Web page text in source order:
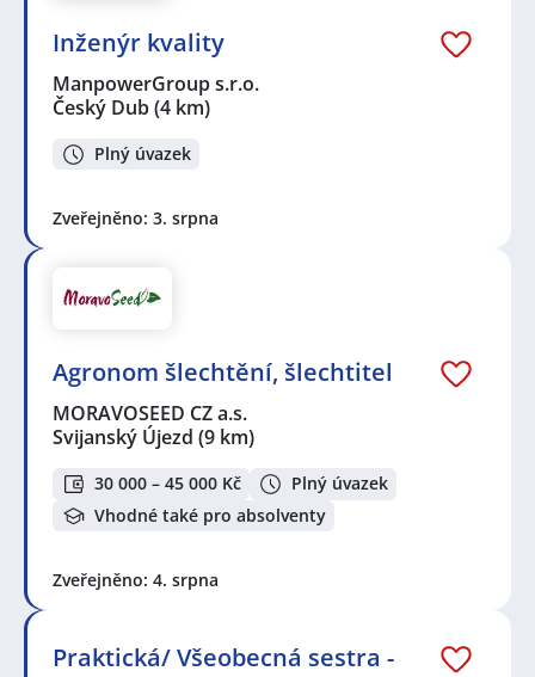
dokumentace a komunikace
Seznam lokalit v zobrazených inzerátech:
Celá ČR,Mladá Boleslav
Radimovice
Šimonovice
Horní Hanychov, Liberec
Doubí, Liberec
Inženýr kvality
ManpowerGroup s.r.o.
Český Dub(4 km)
Plný úvazek
Zveřejněno: 3. srpna
Agronom šlechtění, šlechtitel
MORAVOSEED CZ a.s.
Svijanský Újezd (9 km)
30 000 – 45 000 Kč
Plný úvazek
Vhodné také pro absolventy
Zveřejněno: 4. srpna
Praktická/ Všeobecná sestra -